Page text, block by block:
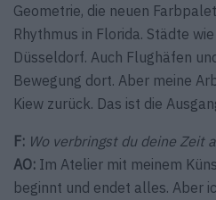
Geometrie, die neuen
Rhythmus in Florida. Städte
Düsseldorf. Auch Flughäfen
Bewegung dort. Aber meine
Kiew zurück. Das ist die
F: Wo verbringst du deine Zeit
AO: Im Atelier mit meinem
beginnt und endet alles. Aber